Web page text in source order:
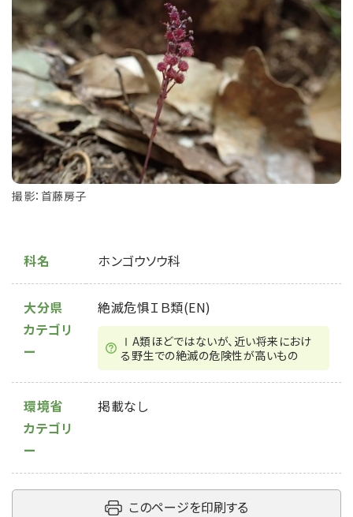
撮影：首藤房子
科名 ホンゴウソウ科
大分県
カテゴリ
ー
絶滅危惧ＩＢ類(EN)
ⅠA類ほどではないが、近い将来におけ
る野⽣での絶滅の危険性が⾼いもの
環境省
カテゴリ
ー
掲載なし
このページを印刷する